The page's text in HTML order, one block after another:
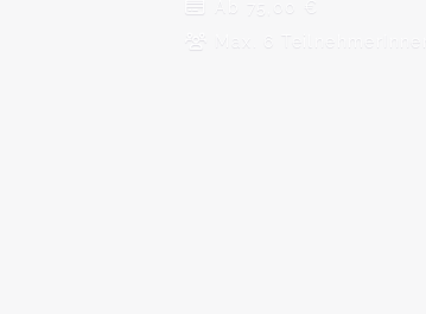
Ab 75,00 €
Max. 6 TeilnehmerInnen